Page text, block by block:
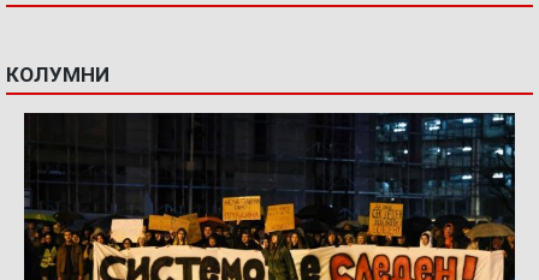
КОЛУМНИ